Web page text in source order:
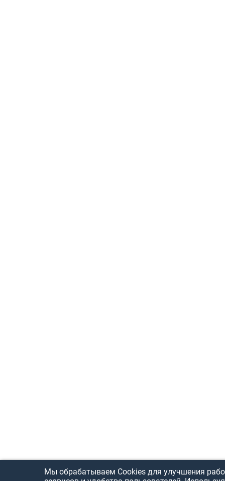
Мы обрабатываем Cookies для улучшения